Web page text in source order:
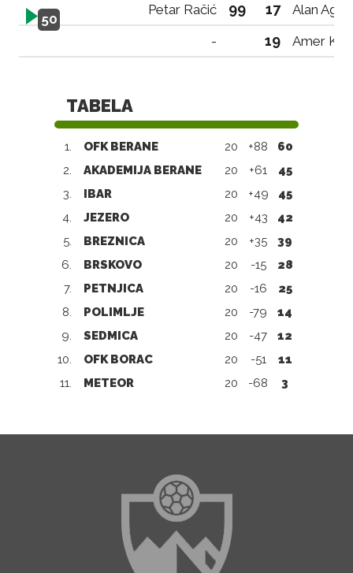
50
Petar Račić 99 17
Alan
-
19 Amer
TABELA
1. OFK BERANE 20 +88
60
2.
AKADEMIJA BERANE 20 +61
45
3.
IBAR 20 +49
45
4.
JEZERO 20 +43
42
5.
BREZNICA 20 +35
39
6.
BRSKOVO 20 -15
28
7.
PETNJICA 20 -16
25
8.
POLIMLJE 20 -79
14
9.
SEDMICA 20 -47
12
10.
OFK BORAC 20 -51
11
11.
METEOR 20 -68 3